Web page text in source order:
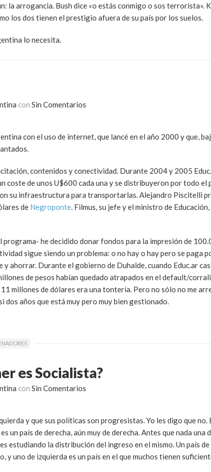
la arrogancia. Bush dice «o estás conmigo o sos terrorista».
los dos tienen el prestigio afuera de su país por los suelos.
lo necesita.
con Sin Comentarios
con el uso de internet, que lancé en el año 2000 y que,
contenidos y conectividad. Durante 2004 y 2005
coste de unos U$600 cada una y se distribuyeron por todo el
su infraestructura para transportarlas. Alejandro Piscitelli
de Negroponte. Filmus, su jefe y el ministro de
he decidido donar fondos para la impresión de
sigue siendo un problema: o no hay o hay pero se paga
ahorrar. Durante el gobierno de Duhalde, cuando Educ.ar
de pesos habían quedado atrapados en el default/
millones de dólares era una tontería. Pero no sólo no me
dos años que está muy pero muy bien gestionado.
es Socialista?
con Sin Comentarios
y que sus políticas son progresistas. Yo les digo que no.
país de derecha, aún muy de derecha. Antes que nada una
estudiando la distribución del ingreso en el mismo. Un país
uno de izquierda es un país en el que muchos tienen